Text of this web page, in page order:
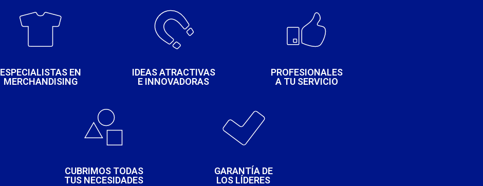
ESPECIALISTAS EN
MERCHANDISING
IDEAS ATRACTIVAS
E INNOVADORAS
PROFESIONALES
A TU SERVICIO
CUBRIMOS TODAS
TUS NECESIDADES
GARANTÍA DE
LOS LÍDERES